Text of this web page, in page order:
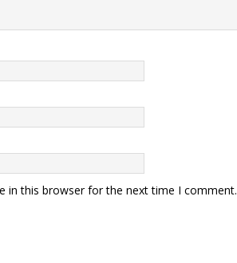
in this browser for the next time I comment.